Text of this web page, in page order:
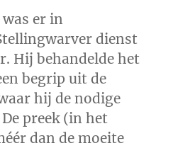
er in
dienst
Hij behandelde het
begrip uit de
hij de nodige
preek (in het
dan de moeite